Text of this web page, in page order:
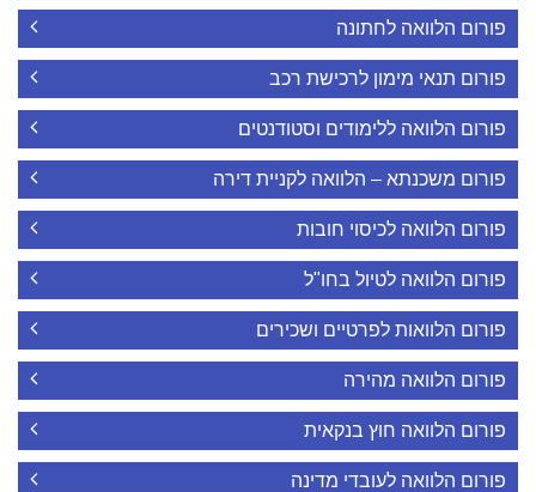
פורום הלוואה לחתונה
פורום תנאי מימון לרכישת רכב
פורום הלוואה ללימודים וסטודנטים
פורום משכנתא – הלוואה לקניית דירה
פורום הלוואה לכיסוי חובות
פורום הלוואה לטיול בחו"ל
פורום הלוואות לפרטיים ושכירים
פורום הלוואה מהירה
פורום הלוואה חוץ בנקאית
פורום הלוואה לעובדי מדינה